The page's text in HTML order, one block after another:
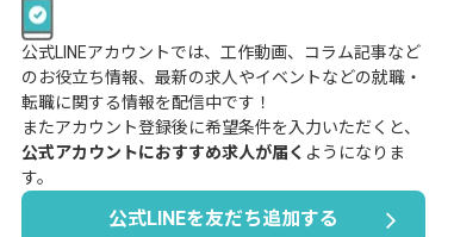
公式LINEアカウントでは、工作動画、コラム記事など
のお役立ち情報、最新の求人やイベントなどの就職・
転職に関する情報を配信中です！
またアカウント登録後に希望条件を入力いただくと、
公式アカウントにおすすめ求人が届く ようになりま
す。
公式LINEを友だち追加する